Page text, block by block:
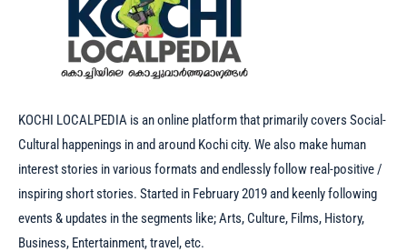
KOCHI LOCALPEDIA is an online platform that primarily covers Social-
Cultural happenings in and around Kochi city. We also make human
interest stories in various formats and endlessly follow real-positive /
inspiring short stories. Started in February 2019 and keenly following
events & updates in the segments like; Arts, Culture, Films, History,
Business, Entertainment, travel, etc.